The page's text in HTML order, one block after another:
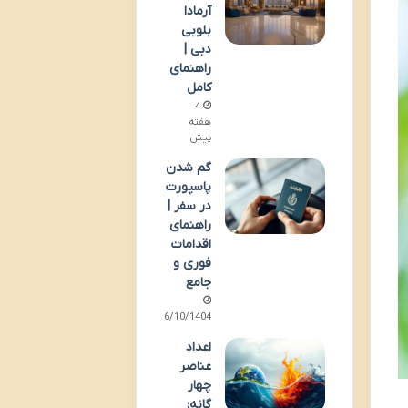
آرمادا
بلوبی
دبی |
راهنمای
کامل
4
هفته
پیش
گم شدن
پاسپورت
در سفر |
راهنمای
اقدامات
فوری و
جامع
06/10/1404
اعداد
عناصر
چهار